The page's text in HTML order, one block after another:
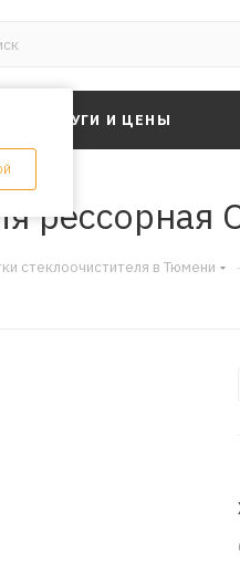
УСЛУГИ И ЦЕНЫ
рессорная
стеклоочистителя в Тюмени